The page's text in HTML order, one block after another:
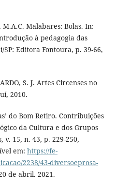
M.A.C. Malabares: Bolas. In:
à pedagogia das
Editora Fontoura, p. 39-66,
S. J. Artes Circenses no
2010.
do Bom Retiro. Contribuições
da Cultura e dos Grupos
v. 15, n. 43, p. 229-250,
em: https://fe-
2238/43-diversoeprosa-
de abril. 2021.